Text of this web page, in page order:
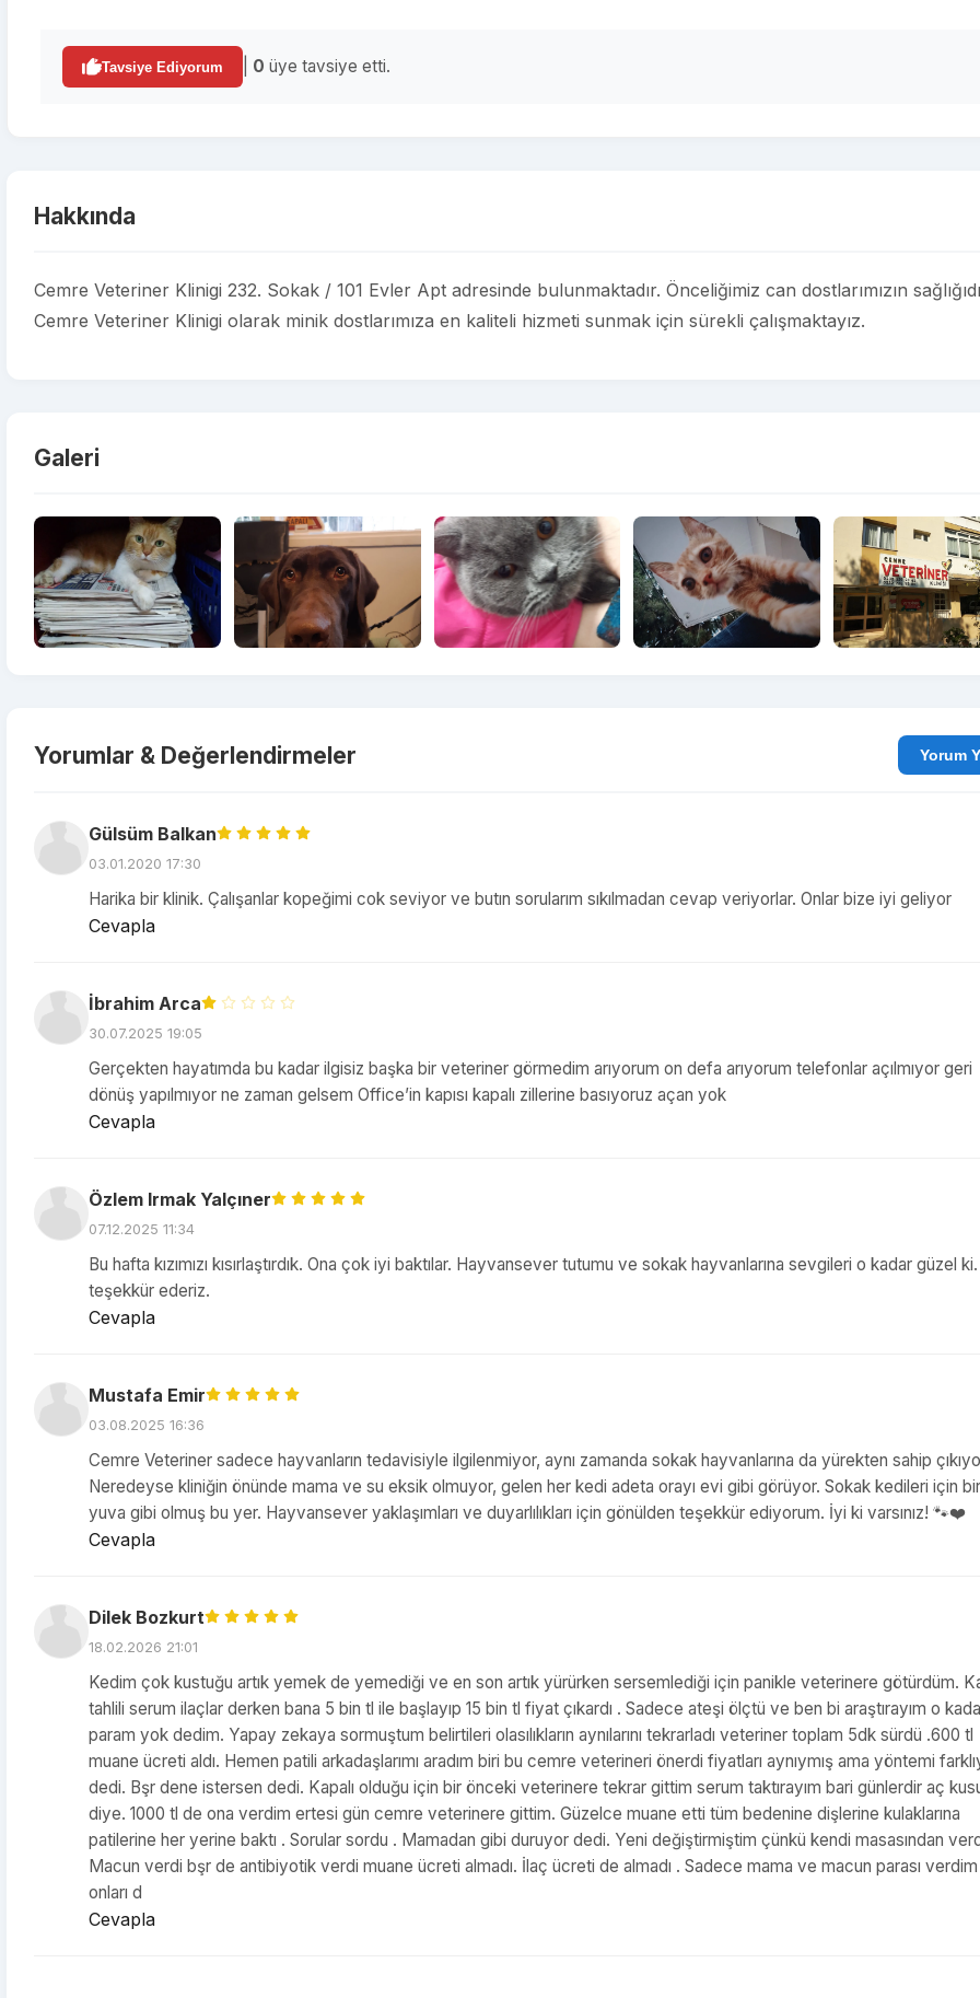
Tavsiye Ediyorum 0 üye tavsiye etti.
Hakkında
Cemre Veteriner Klinigi 232. Sokak / 101 Evler Apt adresinde bulunmaktadır. Önceliğimiz can dostlarımızın
Cemre Veteriner Klinigi olarak minik dostlarımıza en kaliteli hizmeti sunmak için sürekli çalışmaktayız.
Galeri
Yorumlar & Değerlendirmeler
Gülsüm Balkan
03.01.2020 17:30
Harika bir klinik. Çalışanlar kopeğimi cok seviyor ve butın sorularım sıkılmadan cevap veriyorlar. Onlar bize iyi geliyor
Cevapla
İbrahim Arca
30.07.2025 19:05
Gerçekten hayatımda bu kadar ilgisiz başka bir veteriner görmedim arıyorum on defa arıyorum telefonlar açılmıyor geri
dönüş yapılmıyor ne zaman gelsem Office’in kapısı kapalı zillerine basıyoruz açan yok
Cevapla
Özlem Irmak Yalçıner
07.12.2025 11:34
Bu hafta kızımızı kısırlaştırdık. Ona çok iyi baktılar. Hayvansever tutumu ve sokak hayvanlarına sevgileri o kadar güzel
teşekkür ederiz.
Cevapla
Mustafa Emir
03.08.2025 16:36
Cemre Veteriner sadece hayvanların tedavisiyle ilgilenmiyor, aynı zamanda sokak hayvanlarına da yürekten sahip
Neredeyse kliniğin önünde mama ve su eksik olmuyor, gelen her kedi adeta orayı evi gibi görüyor. Sokak kedileri için bir
yuva gibi olmuş bu yer. Hayvansever yaklaşımları ve duyarlılıkları için gönülden teşekkür ediyorum. İyi ki varsınız! 🐾❤️
Cevapla
Dilek Bozkurt
18.02.2026 21:01
Kedim çok kustuğu artık yemek de yemediği ve en son artık yürürken sersemlediği için panikle veterinere götürdüm.
tahlili serum ilaçlar derken bana 5 bin tl ile başlayıp 15 bin tl fiyat çıkardı . Sadece ateşi ölçtü ve ben bi araştırayım o
param yok dedim. Yapay zekaya sormuştum belirtileri olasılıkların aynılarını tekrarladı veteriner toplam 5dk sürdü .600 tl
muane ücreti aldı. Hemen patili arkadaşlarımı aradım biri bu cemre veterineri önerdi fiyatları aynıymış ama yöntemi
dedi. Bşr dene istersen dedi. Kapalı olduğu için bir önceki veterinere tekrar gittim serum taktırayım bari günlerdir aç
diye. 1000 tl de ona verdim ertesi gün cemre veterinere gittim. Güzelce muane etti tüm bedenine dişlerine kulaklarına
patilerine her yerine baktı . Sorular sordu . Mamadan gibi duruyor dedi. Yeni değiştirmiştim çünkü kendi masasından
Macun verdi bşr de antibiyotik verdi muane ücreti almadı. İlaç ücreti de almadı . Sadece mama ve macun parası verdim
onları d
Cevapla